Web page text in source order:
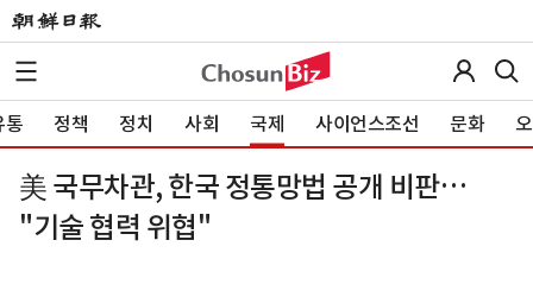
통 정책 정치 사회 국제 사이언스조선 문화
美 국무차관, 한국 정통망법 공개 비판…
"기술 협력 위협"